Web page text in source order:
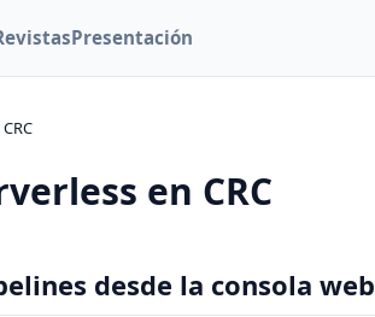
Presentación
en CRC
desde la consola web